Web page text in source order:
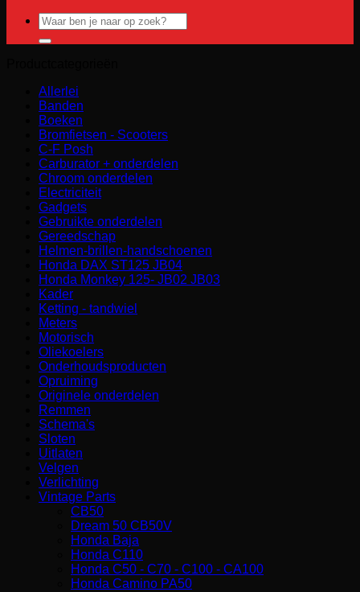
Zoeken
naar:
Allerlei
Banden
Boeken
Bromfietsen - Scooters
C-F Posh
Carburator + onderdelen
Chroom onderdelen
Electriciteit
Gadgets
Gebruikte onderdelen
Gereedschap
Helmen-brillen-handschoenen
Honda DAX ST125 JB04
Honda Monkey 125- JB02 JB03
Kader
Ketting - tandwiel
Meters
Motorisch
Oliekoelers
Onderhoudsproducten
Opruiming
Originele onderdelen
Remmen
Schema's
Sloten
Uitlaten
Velgen
Verlichting
Vintage Parts
CB50
Dream 50 CB50V
Honda Baja
Honda C110
Honda C50 - C70 - C100 - CA100
Honda Camino PA50